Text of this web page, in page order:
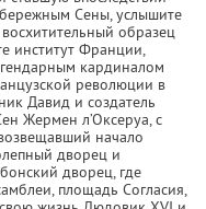
Сены, услышите
образец
институт Франции,
кардиналом
революции в
Давид и создатель
Жермен л’Оксеруа, с
начало
дворец и
дворец, где
площадь Согласия,